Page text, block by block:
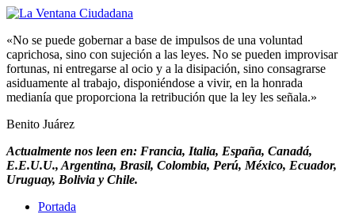
«No se puede gobernar a base de impulsos de una voluntad
caprichosa, sino con sujeción a las leyes. No se pueden improvisar
fortunas, ni entregarse al ocio y a la disipación, sino consagrarse
asiduamente al trabajo, disponiéndose a vivir, en la honrada
medianía que proporciona la retribución que la ley les señala.»
Benito Juárez
Actualmente nos leen en: Francia, Italia, España, Canadá,
E.E.U.U., Argentina, Brasil, Colombia, Perú, México, Ecuador,
Uruguay, Bolivia y Chile.
Portada